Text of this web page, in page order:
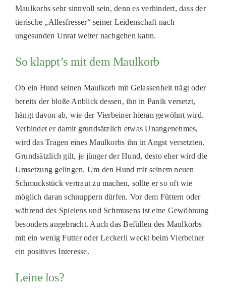
Maulkorbs sehr sinnvoll sein, denn es verhindert, dass der
tierische „Allesfresser“ seiner Leidenschaft nach
ungesunden Unrat weiter nachgehen kann.
So klappt’s mit dem Maulkorb
Ob ein Hund seinen Maulkorb mit Gelassenheit trägt oder
bereits der bloße Anblick dessen, ihn in Panik versetzt,
hängt davon ab, wie der Vierbeiner hieran gewöhnt wird.
Verbindet er damit grundsätzlich etwas Unangenehmes,
wird das Tragen eines Maulkorbs ihn in Angst versetzten.
Grundsätzlich gilt, je jünger der Hund, desto eher wird die
Umsetzung gelingen. Um den Hund mit seinem neuen
Schmuckstück vertraut zu machen, sollte er so oft wie
möglich daran schnuppern dürfen. Vor dem Füttern oder
während des Spielens und Schmusens ist eine Gewöhnung
besonders angebracht. Auch das Befüllen des Maulkorbs
mit ein wenig Futter oder Leckerli weckt beim Vierbeiner
ein positives Interesse.
Leine los?